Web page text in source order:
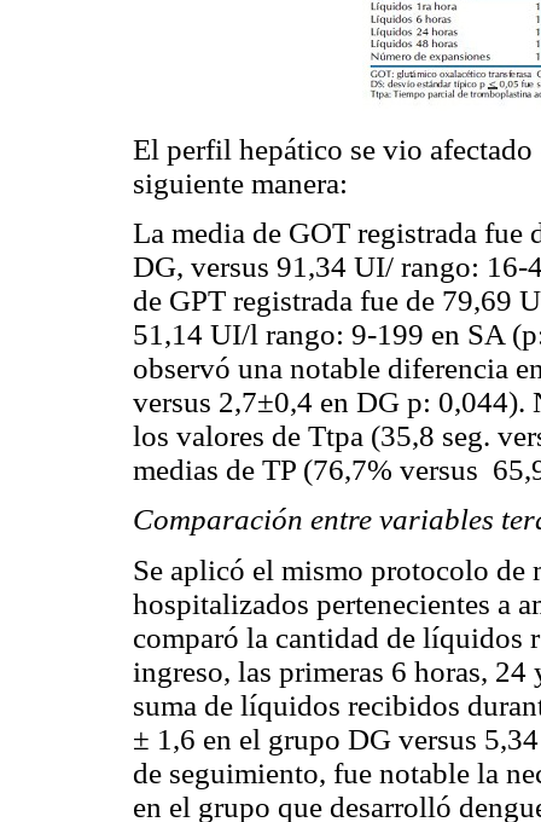
El perfil hepático se vio afectado
siguiente manera:
La media de GOT registrada
DG, versus 91,34 UI/ rango: 16-
de GPT registrada fue de 79,69
51,14 UI/l rango: 9-199 en SA
observó una notable diferencia
versus 2,7±0,4 en DG p:
los valores de Ttpa (35,8 seg.
medias de TP (76,7% versus
Comparación entre variables
Se aplicó el mismo protocolo de
hospitalizados pertenecientes a
comparó la cantidad de líquidos
ingreso, las primeras 6 horas,
suma de líquidos recibidos
± 1,6 en el grupo DG versus
de seguimiento, fue notable la
en el grupo que desarrolló